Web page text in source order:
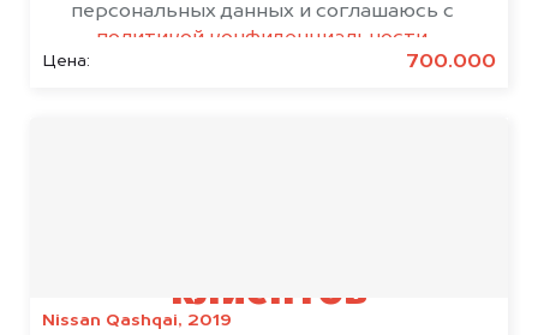
Цена: 700.000
Nissan Qashqai, 2019
персональных данных и соглашаюсь с
политикой конфиденциальности
клиентов